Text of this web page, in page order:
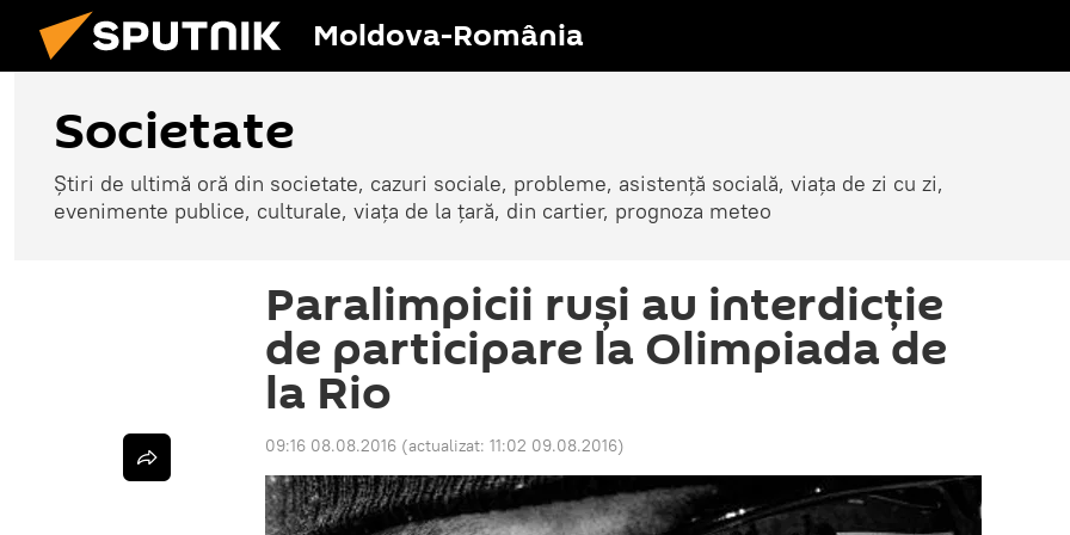
Moldova-România
Societate
Știri de ultimă oră din societate, cazuri sociale, probleme, asistență socială, viața de zi cu zi,
evenimente publice, culturale, viața de la țară, din cartier, prognoza meteo
Paralimpicii ruși au interdicţie
de participare la Olimpiada de
la Rio
09:16 08.08.2016 (actualizat: 11:02 09.08.2016)